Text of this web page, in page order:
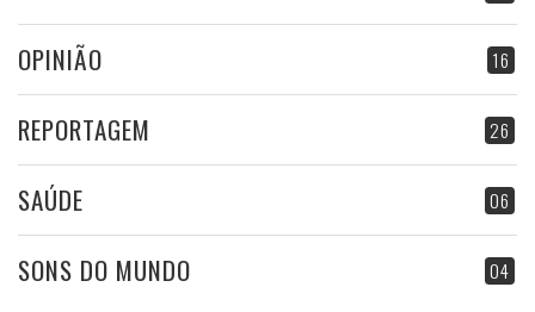
16
OPINIÃO
26
REPORTAGEM
06
SAÚDE
04
SONS DO MUNDO